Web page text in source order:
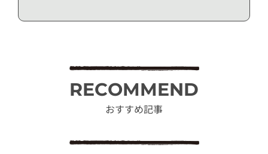
RECOMMEND
おすすめ記事